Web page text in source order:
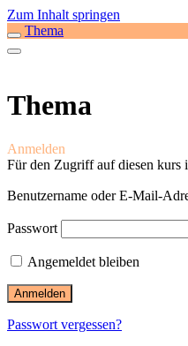
Zum Inhalt springen
Thema
Thema
Anmelden
Für den Zugriff auf diesen kurs
Benutzername oder E-Mail-
Passwort
Angemeldet bleiben
Passwort vergessen?